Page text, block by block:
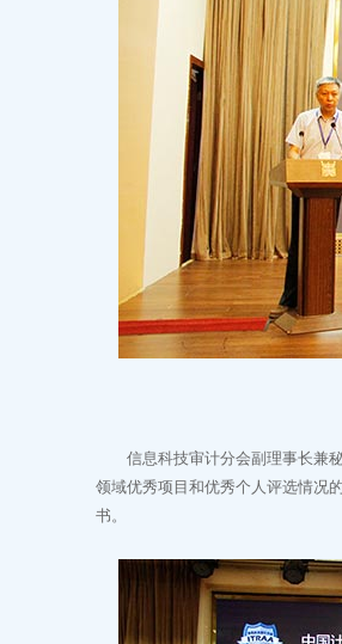
信息科技审计分会副理事长兼秘
领域优秀项目和优秀个人评选情况
书。